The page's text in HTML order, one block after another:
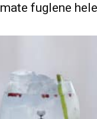
fuglene